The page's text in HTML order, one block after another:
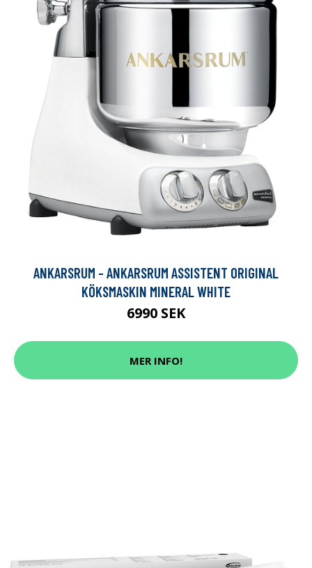
ANKARSRUM - ANKARSRUM ASSISTENT ORIGINAL
KÖKSMASKIN MINERAL WHITE
6990 SEK
MER INFO!